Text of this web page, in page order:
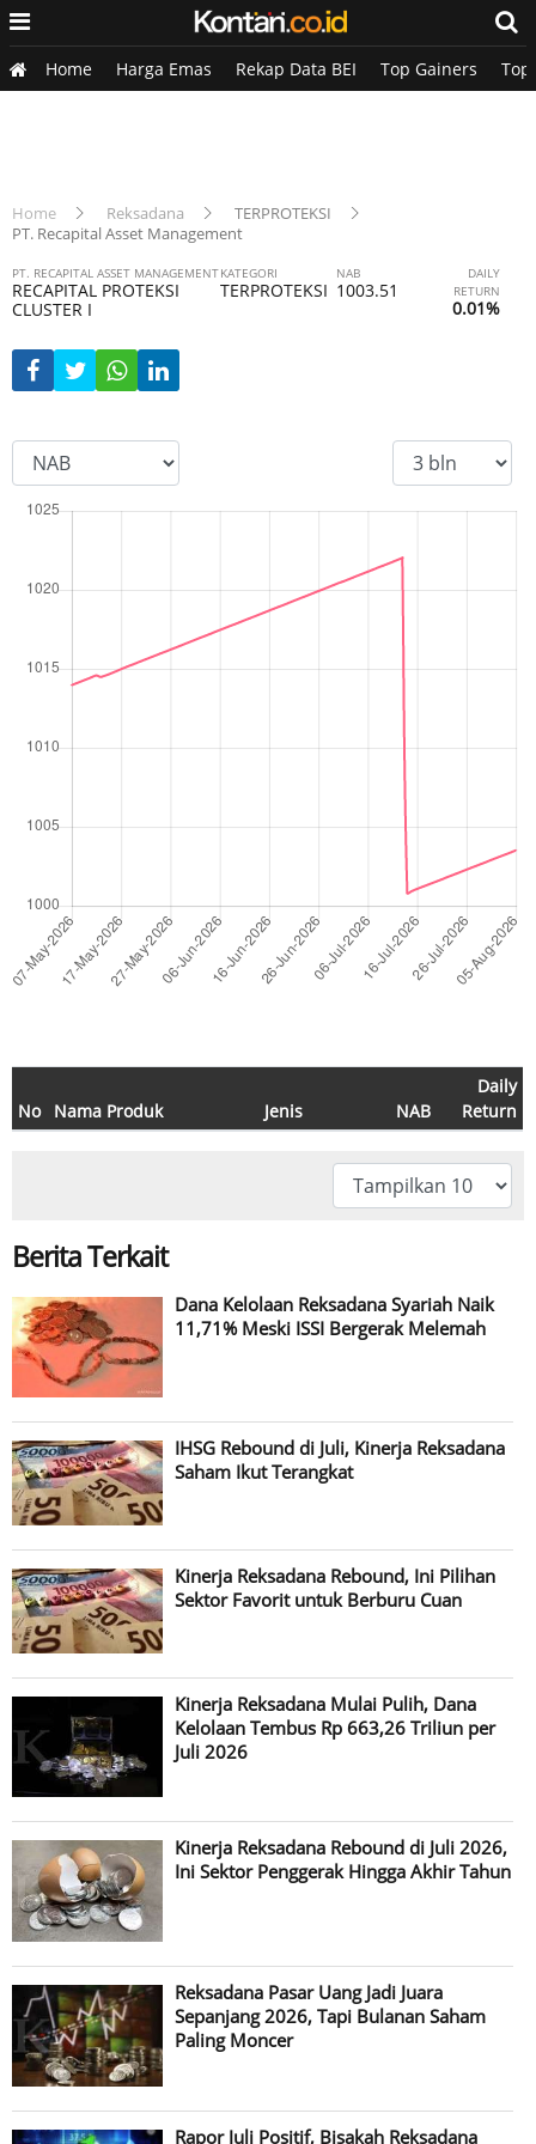
Home Harga Emas Rekap Data BEI Top Gainers Top
Home Reksadana
TERPROTEKSI
PT. Recapital Asset Management
PT. RECAPITAL ASSET MANAGEMENT
RECAPITAL PROTEKSI
CLUSTER I
KATEGORI
TERPROTEKSI
NAB
1003.51
DAILY
RETURN
0.01%
No Nama Produk Jenis NAB
Daily
Return
Berita Terkait
Dana Kelolaan Reksadana Syariah Naik
11,71% Meski ISSI Bergerak Melemah
IHSG Rebound di Juli, Kinerja Reksadana
Saham Ikut Terangkat
Kinerja Reksadana Rebound, Ini Pilihan
Sektor Favorit untuk Berburu Cuan
Kinerja Reksadana Mulai Pulih, Dana
Kelolaan Tembus Rp 663,26 Triliun per
Juli 2026
Kinerja Reksadana Rebound di Juli 2026,
Ini Sektor Penggerak Hingga Akhir Tahun
Reksadana Pasar Uang Jadi Juara
Sepanjang 2026, Tapi Bulanan Saham
Paling Moncer
Rapor Juli Positif, Bisakah Reksadana